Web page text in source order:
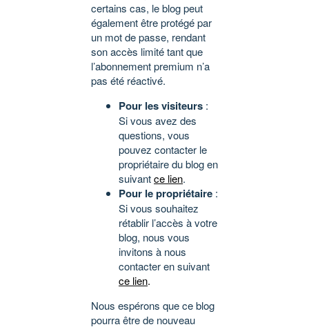
certains cas, le blog peut
également être protégé par
un mot de passe, rendant
son accès limité tant que
l’abonnement premium n’a
pas été réactivé.
Pour les visiteurs :
Si vous avez des
questions, vous
pouvez contacter le
propriétaire du blog en
suivantce lien.
Pour le propriétaire :
Si vous souhaitez
rétablir l’accès à votre
blog, nous vous
invitons à nous
contacter en suivant
ce lien.
Nous espérons que ce blog
pourra être de nouveau